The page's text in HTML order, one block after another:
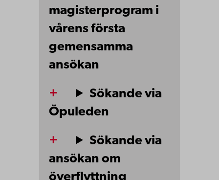
magisterprogram i
vårens första
gemensamma
ansökan
Sökande via
Öpuleden
Sökande via
ansökan om
överflyttning